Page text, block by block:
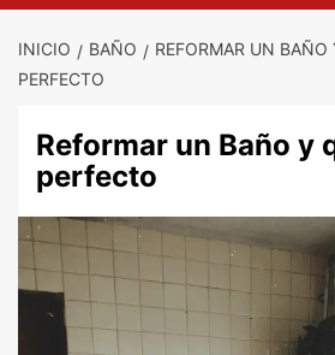
INICIO BAÑO
REFORMAR UN BAÑO
PERFECTO
Reformar un Baño y
perfecto